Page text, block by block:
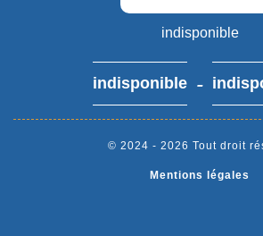
indisponible
indisponible -
© 2024 - 2026 Tout droit
Mentions légales